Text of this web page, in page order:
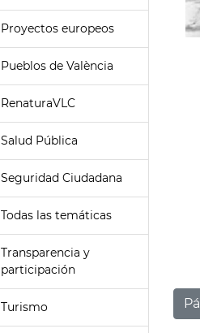
Proyectos europeos
Pueblos de València
RenaturaVLC
Salud Pública
Seguridad Ciudadana
Todas las temáticas
Transparencia y
participación
Turismo